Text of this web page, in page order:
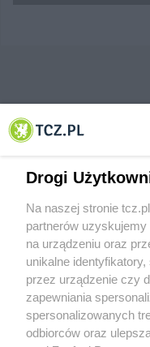
© 2001-2026 Tczew - TCZ.PL
O FIRMIE
REKLAMA
Drogi
Na naszej stronie
partnerów
na urządzeniu oraz
unikalne
przez urządzenie czy
zapewniania
spersonalizowanych
odbiorców oraz